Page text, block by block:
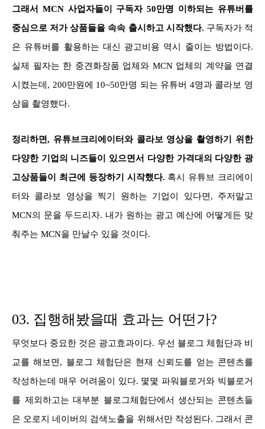
그래서 MCN 사업자들이 구독자 50만명 이하되는 유튜버를
중심으로 저가 상품들을 속속 출시하고 시작했다. 구독자가 적
은 유튜버를 활용하는 대신 광고비용 역시 줄이는 방법이다.
실제 필자는 한 중견화장품 업체와 MCN 업체의 계약을 연결
시켰는데, 200만원에 10~50만명 되는 유튜버 4명과 콜라보 영
상을 촬영했다.
정리하면, 유튜브크리에이터와 콜라보 영상을 촬영하기 위한
다양한 기업의 니즈들이 있으면서 다양한 가격대의 다양한 광
고상품들이 최근에 등장하기 시작했다. 혹시 유튜브 크리에이
터와 콜라보 영상을 찍기 원하는 기업이 있다면, 주저말고
MCN의 문을 두드리자. 내가 원하는 광고 예산에 어떻게든 맞
춰주는 MCN을 만날수 있을 것이다.
03. 집행해봤을때 효과는 어떤가?
무엇보다 중요한 것은 광고효과이다. 우선 블로그 체험단과 비
교를 해보면, 블로그 체험단은 현재 신뢰도를 얻는 콘텐츠를
작성하는데 매우 어려움이 있다. 몇몇 파워블로거와 빅블로거
를 제외하고는 대부분 블로그체험단에서 생산되는 콘텐츠들
은 오로지 네이버의 검색노출을 위해서만 작성된다. 그래서 콘